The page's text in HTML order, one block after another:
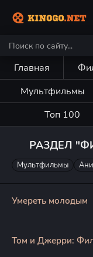
Главная
Мультфильмы
Топ 100
РАЗДЕЛ
Мультфильмы
Умереть молодым
Том и Джерри: